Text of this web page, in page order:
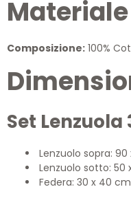
Materiale
Composizione: 100%
Set Lenzuola
Lenzuolo sopra: 90
Lenzuolo sotto: 50
Federa: 30 x 40 cm